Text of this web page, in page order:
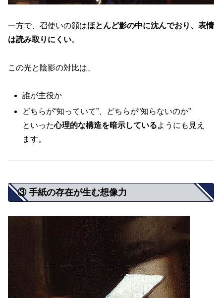
一方で、召使いの顔はほとんど影の中に沈んでおり、表情
は読み取りにくい。
この光と陰影の対比は、
誰が主役か
どちらが“知っていて”、どちらが“知らないのか”
といった心理的な構造を暗示しているようにも見え
ます。
③ 手紙の存在が生む想像力